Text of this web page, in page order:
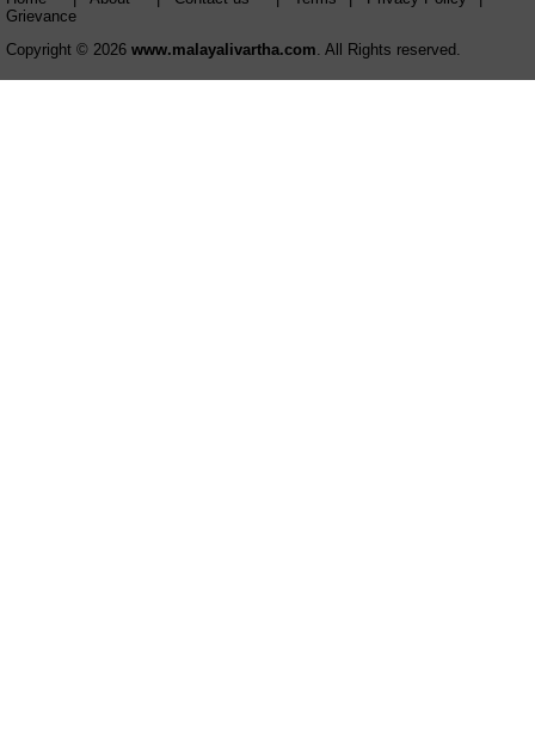
Grievance
Copyright © 2026 www.malayalivartha.com . All Rights reserved.